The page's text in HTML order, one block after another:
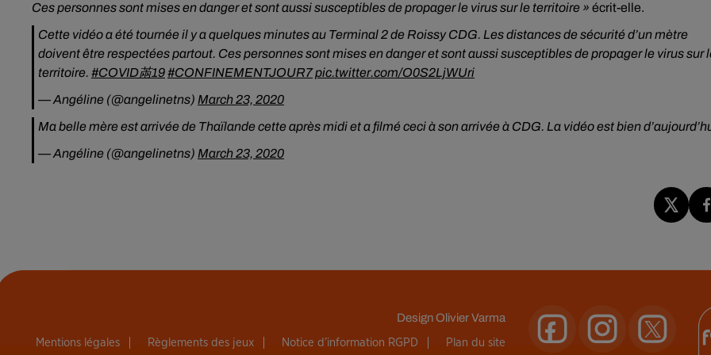
Ces personnes sont mises en danger et sont aussi susceptibles de propager le virus sur le territoire » écrit-elle.
Cette vidéo a été tournée il y a quelques minutes au Terminal 2 de Roissy CDG. Les distances de sécurité d’un mètre
doivent être respectées partout. Ces personnes sont mises en danger et sont aussi susceptibles de propager le virus sur
territoire. #COVID㒼19#CONFINEMENTJOUR7pic.twitter.com/O0S2LjWUri
— Angéline (@angelinetns) March 23, 2020
Ma belle mère est arrivée de Thaïlande cette après midi et a filmé ceci à son arrivée à CDG. La vidéo est bien
— Angéline (@angelinetns) March 23, 2020
DesignOlivier Varma
Mentions légales Règlements des jeux Notice d’information RGPD Plan du site